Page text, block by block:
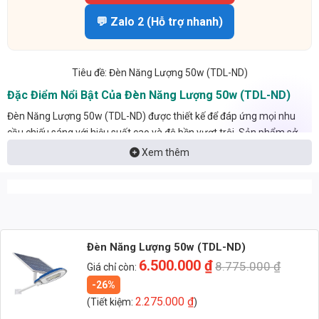
💬 Zalo 2 (Hỗ trợ nhanh)
Tiêu đề: Đèn Năng Lượng 50w (TDL-ND)
Đặc Điểm Nổi Bật Của Đèn Năng Lượng 50w (TDL-ND)
Đèn Năng Lượng 50w (TDL-ND) được thiết kế để đáp ứng mọi nhu
cầu chiếu sáng với hiệu suất cao và độ bền vượt trội. Sản phẩm sở
hữu những đặc điểm nổi bật sau:
(6000K), trung tính (4000K) và vàng (3000K) – cho phép bạn tùy
chỉnh ánh sáng theo sở thích và mục đích sử dụng.
Chất liệu: Vỏ đèn được chế tạo từ hợp kim nhôm ADC12 cao cấp,
đảm bảo độ bền bỉ, khả năng tản nhiệt tốt và chống ăn mòn hiệu
Xem thêm
Đèn Năng Lượng 50w (TDL-ND)
Giá chỉ còn: 6.500.000₫8.775.000₫
-26%
(Tiết kiệm:2.275.000₫)